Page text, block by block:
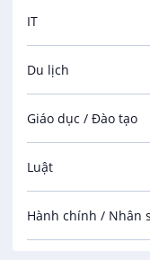
IT
Du lịch
Giáo dục / Đào tạo
Luật
Hành chính / Nhân